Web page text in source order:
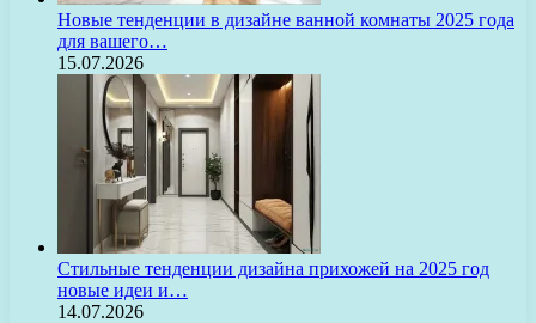
Новые тенденции в дизайне ванной комнаты 2025 года
для вашего…
15.07.2026
Стильные тенденции дизайна прихожей на 2025 год
новые идеи и…
14.07.2026